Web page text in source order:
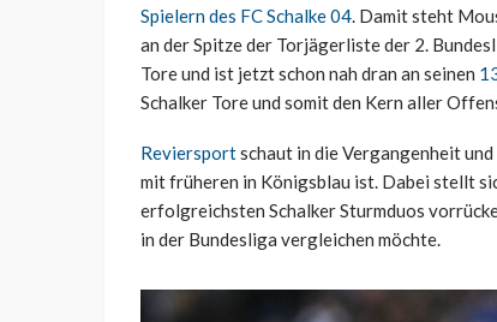
Spielern des FC Schalke 04. Damit steht
an der Spitze der Torjägerliste der 2.
Tore und ist jetzt schon nah dran an seinen
Schalker Tore und somit den Kern aller
Reviersportschaut in die Vergangenheit
mit früheren in Königsblau ist. Dabei stellt
erfolgreichsten Schalker Sturmduos
in der Bundesliga vergleichen möchte.